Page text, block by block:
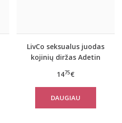
LivCo seksualus juodas
kojinių diržas Adetin
1475€
DAUGIAU